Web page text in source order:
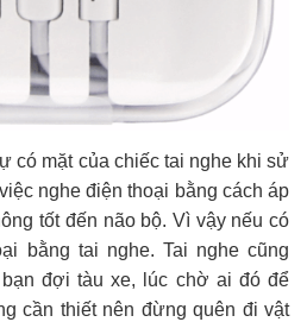
có mặt của chiếc tai nghe khi sử
nghe điện thoại bằng cách áp
tốt đến não bộ. Vì vậy nếu có
bằng tai nghe. Tai nghe cũng
đợi tàu xe, lúc chờ ai đó để
cần thiết nên đừng quên đi vật